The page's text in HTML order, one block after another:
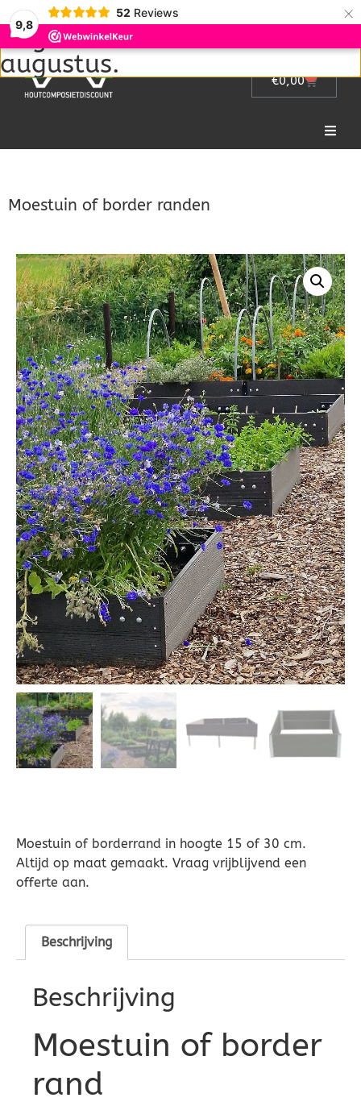
9,8
52 Reviews ×
€0,00 0
Picknicktafel
Tuinmeubelen
Tuinhek
Bloembakken
Dierenverblijven
Gaas&Beugels
Diversen
Sale
Moestuin of border randen
Moestuin of borderrand in hoogte 15 of 30 cm.
Altijd op maat gemaakt. Vraag vrijblijvend een
offerte aan.
Beschrijving
Beschrijving
Moestuin of border
rand
Wij zijn met vakantie van 1
augustus tot en met 22
augustus.